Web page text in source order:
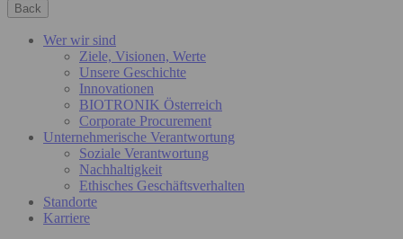
Back
Wer wir sind
Ziele, Visionen, Werte
Unsere Geschichte
Innovationen
BIOTRONIK Österreich
Corporate Procurement
Unternehmerische Verantwortung
Soziale Verantwortung
Nachhaltigkeit
Ethisches Geschäftsverhalten
Standorte
Karriere